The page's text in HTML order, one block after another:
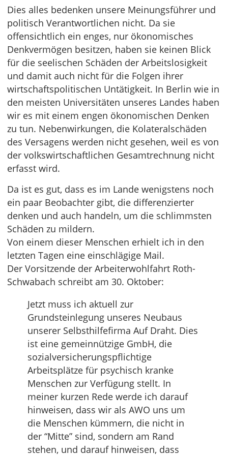
Dies alles bedenken unsere Meinungsführer und
politisch Verantwortlichen nicht. Da sie
offensichtlich ein enges, nur ökonomisches
Denkvermögen besitzen, haben sie keinen Blick
für die seelischen Schäden der Arbeitslosigkeit
und damit auch nicht für die Folgen ihrer
wirtschaftspolitischen Untätigkeit. In Berlin wie in
den meisten Universitäten unseres Landes haben
wir es mit einem engen ökonomischen Denken
zu tun. Nebenwirkungen, die Kolateralschäden
des Versagens werden nicht gesehen, weil es von
der volkswirtschaftlichen Gesamtrechnung nicht
erfasst wird.
Da ist es gut, dass es im Lande wenigstens noch
ein paar Beobachter gibt, die differenzierter
denken und auch handeln, um die schlimmsten
Schäden zu mildern.
Von einem dieser Menschen erhielt ich in den
letzten Tagen eine einschlägige Mail.
Der Vorsitzende der Arbeiterwohlfahrt Roth-
Schwabach schreibt am 30. Oktober:
Jetzt muss ich aktuell zur
Grundsteinlegung unseres Neubaus
unserer Selbsthilfefirma Auf Draht. Dies
ist eine gemeinnützige GmbH, die
sozialversicherungspflichtige
Arbeitsplätze für psychisch kranke
Menschen zur Verfügung stellt. In
meiner kurzen Rede werde ich darauf
hinweisen, dass wir als AWO uns um
die Menschen kümmern, die nicht in
der “Mitte” sind, sondern am Rand
stehen, und darauf hinweisen, dass